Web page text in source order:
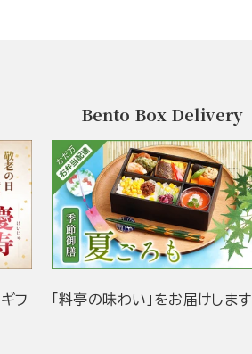
フ
Bento Box Delivery
「料亭の味わい」をお届けします